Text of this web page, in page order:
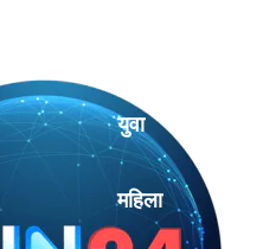
युवा
महिला